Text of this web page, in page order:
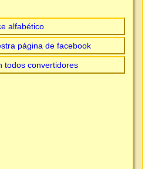
alfabético
página de facebook
todos convertidores